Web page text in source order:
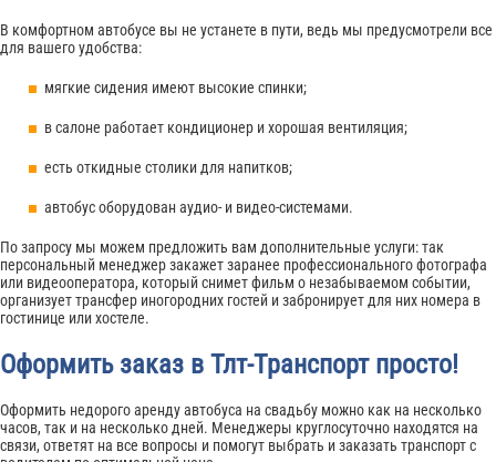
В комфортном автобусе вы не устанете в пути, ведь мы предусмотрели все
для вашего удобства:
мягкие сидения имеют высокие спинки;
в салоне работает кондиционер и хорошая вентиляция;
есть откидные столики для напитков;
автобус оборудован аудио- и видео-системами.
По запросу мы можем предложить вам дополнительные услуги: так
персональный менеджер закажет заранее профессионального фотографа
или видеооператора, который снимет фильм о незабываемом событии,
организует трансфер иногородних гостей и забронирует для них номера в
гостинице или хостеле.
Оформить заказ в Тлт-Транспорт просто!
Оформить недорого аренду автобуса на свадьбу можно как на несколько
часов, так и на несколько дней. Менеджеры круглосуточно находятся на
связи, ответят на все вопросы и помогут выбрать и заказать транспорт с